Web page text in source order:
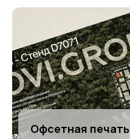
Офсетная печать